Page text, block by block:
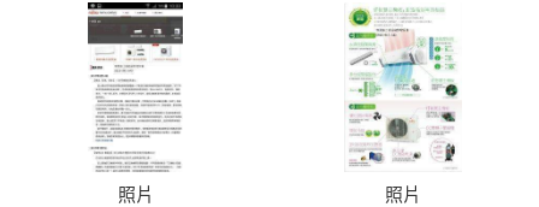
照片 照片